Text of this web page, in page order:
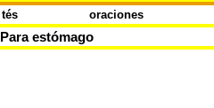
tés
oraciones
Para estómago